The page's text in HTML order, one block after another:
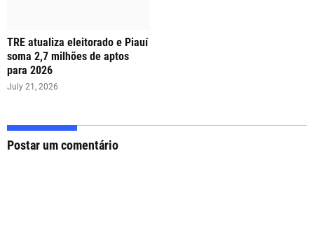
TRE atualiza eleitorado e Piauí
soma 2,7 milhões de aptos
para 2026
July 21, 2026
Postar um comentário